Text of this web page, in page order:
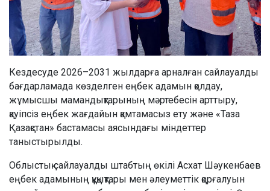
Кездесуде 2026–2031 жылдарға арналған сайлауалды
бағдарламада көзделген еңбек адамын қолдау,
жұмысшы мамандықтарының мәртебесін арттыру,
қауіпсіз еңбек жағдайын қамтамасыз ету және «Таза
Қазақстан» бастамасы аясындағы міндеттер
таныстырылды.
Облыстық сайлауалды штабтың өкілі Асхат Шәукенбаев
еңбек адамының құқықтары мен әлеуметтік қорғалуын